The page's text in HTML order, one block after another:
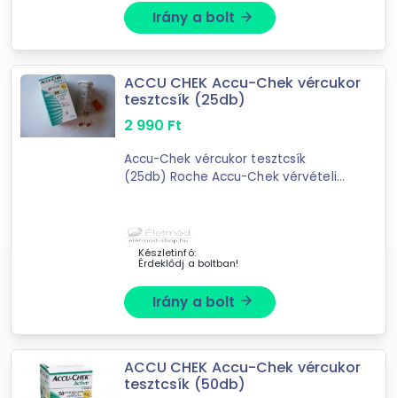
Irány a bolt arrow_forward
ACCU CHEK Accu-Chek vércukor
tesztcsík (25db)
2 990 Ft
Accu-Chek vércukor tesztcsík
(25db) Roche Accu-Chek vérvételi
Készletinfó:
Érdeklődj a boltban!
Irány a bolt arrow_forward
ACCU CHEK Accu-Chek vércukor
tesztcsík (50db)